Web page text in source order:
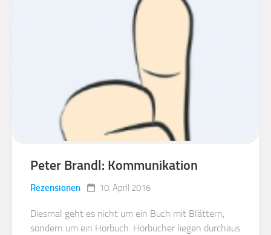
Peter Brandl: Kommunikation
Rezensionen 10. April 2016
Diesmal geht es nicht um ein Buch mit Blättern,
sondern um ein Hörbuch. Hörbücher liegen durchaus